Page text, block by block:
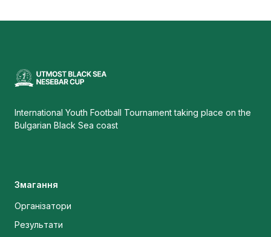
International Youth Football Tournament taking place on the
Bulgarian Black Sea coast
Змагання
Організатори
Результати